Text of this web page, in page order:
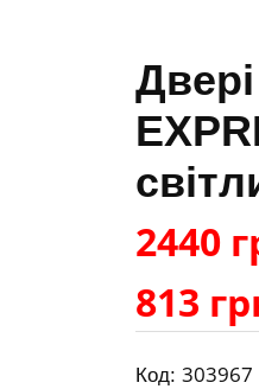
2440
813
Код: 303967